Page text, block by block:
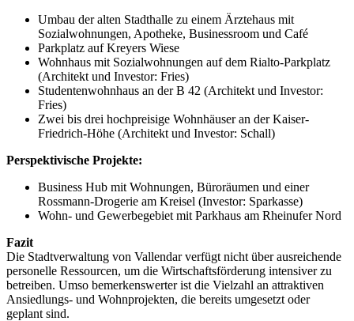
Umbau der alten Stadthalle zu einem Ärztehaus mit
Sozialwohnungen, Apotheke, Businessroom und Café
Parkplatz auf Kreyers Wiese
Wohnhaus mit Sozialwohnungen auf dem Rialto-Parkplatz
(Architekt und Investor: Fries)
Studentenwohnhaus an der B 42 (Architekt und Investor:
Fries)
Zwei bis drei hochpreisige Wohnhäuser an der Kaiser-
Friedrich-Höhe (Architekt und Investor: Schall)
Perspektivische Projekte:
Business Hub mit Wohnungen, Büroräumen und einer
Rossmann-Drogerie am Kreisel (Investor: Sparkasse)
Wohn- und Gewerbegebiet mit Parkhaus am Rheinufer Nord
Fazit
Die Stadtverwaltung von Vallendar verfügt nicht über ausreichende
personelle Ressourcen, um die Wirtschaftsförderung intensiver zu
betreiben. Umso bemerkenswerter ist die Vielzahl an attraktiven
Ansiedlungs- und Wohnprojekten, die bereits umgesetzt oder
geplant sind.